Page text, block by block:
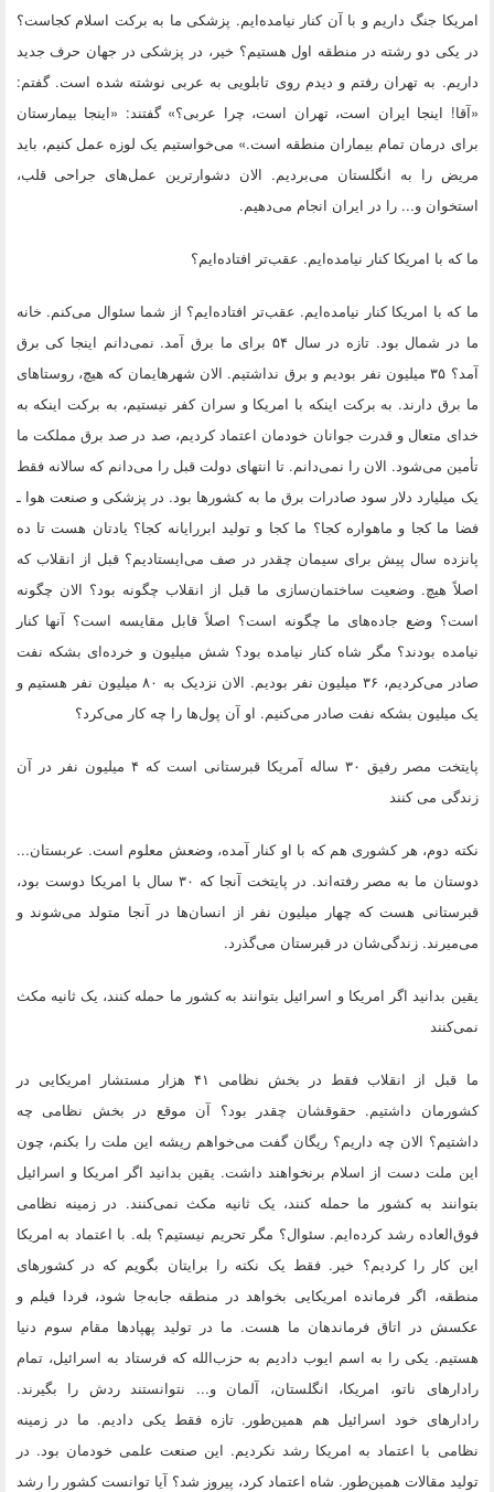
امریکا جنگ داریم و با آن کنار نیامده‌ایم. پزشکی ما به برکت اسلام کجاست؟
در یکی دو رشته در منطقه اول هستیم؟ خیر، در پزشکی در جهان حرف جدید
داریم. به تهران رفتم و دیدم روی تابلویی به عربی نوشته شده است. گفتم:
«آقا! اینجا ایران است، تهران است، چرا عربی؟» گفتند: «اینجا بیمارستان
برای درمان تمام بیماران منطقه است.» می‌خواستیم یک لوزه عمل کنیم، باید
مریض را به انگلستان می‌بردیم. الان دشوارترین عمل‌های جراحی قلب،
استخوان و... را در ایران انجام می‌دهیم.
ما که با امریکا کنار نیامده‌ایم. عقب‌تر افتاده‌ایم؟
ما که با امریکا کنار نیامده‌ایم. عقب‌تر افتاده‌ایم؟ از شما سئوال می‌کنم. خانه
ما در شمال بود. تازه در سال ۵۴ برای ما برق آمد. نمی‌دانم اینجا کی برق
آمد؟ ۳۵ میلیون نفر بودیم و برق نداشتیم. الان شهرهایمان که هیچ، روستاهای
ما برق دارند. به برکت اینکه با امریکا و سران کفر نیستیم، به برکت اینکه به
خدای متعال و قدرت جوانان خودمان اعتماد کردیم، صد در صد برق مملکت ما
تأمین می‌شود. الان را نمی‌دانم. تا انتهای دولت قبل را می‌دانم که سالانه فقط
یک میلیارد دلار سود صادرات برق ما به کشورها بود. در پزشکی و صنعت هوا ـ
فضا ما کجا و ماهواره کجا؟ ما کجا و تولید ابررایانه کجا؟ یادتان هست تا ده
پانزده سال پیش برای سیمان چقدر در صف می‌ایستادیم؟ قبل از انقلاب که
اصلاً هیچ. وضعیت ساختمان‌سازی ما قبل از انقلاب چگونه بود؟ الان چگونه
است؟ وضع جاده‌های ما چگونه است؟ اصلاً قابل مقایسه است؟ آنها کنار
نیامده بودند؟ مگر شاه کنار نیامده بود؟ شش میلیون و خرده‌ای بشکه نفت
صادر می‌کردیم، ۳۶ میلیون نفر بودیم. الان نزدیک به ۸۰ میلیون نفر هستیم و
یک میلیون بشکه نفت صادر می‌کنیم. او آن پول‌ها را چه کار می‌کرد؟
پایتخت مصر رفیق ۳۰ ساله آمریکا قبرستانی است که ۴ میلیون نفر در آن
زندگی می کنند
نکته دوم، هر کشوری هم که با او کنار آمده، وضعش معلوم است. عربستان...
دوستان ما به مصر رفته‌اند. در پایتخت آنجا که ۳۰ سال با امریکا دوست بود،
قبرستانی هست که چهار میلیون نفر از انسان‌ها در آنجا متولد می‌شوند و
می‌میرند. زندگی‌شان در قبرستان می‌گذرد.
یقین بدانید اگر امریکا و اسرائیل بتوانند به کشور ما حمله کنند، یک ثانیه مکث
نمی‌کنند
ما قبل از انقلاب فقط در بخش نظامی ۴۱ هزار مستشار امریکایی در
کشورمان داشتیم. حقوقشان چقدر بود؟ آن موقع در بخش نظامی چه
داشتیم؟ الان چه داریم؟ ریگان گفت می‌خواهم ریشه این ملت را بکنم، چون
این ملت دست از اسلام برنخواهند داشت. یقین بدانید اگر امریکا و اسرائیل
بتوانند به کشور ما حمله کنند، یک ثانیه مکث نمی‌کنند. در زمینه نظامی
فوق‌العاده رشد کرده‌ایم. سئوال؟ مگر تحریم نیستیم؟ بله. با اعتماد به امریکا
این کار را کردیم؟ خیر. فقط یک نکته را برایتان بگویم که در کشورهای
منطقه، اگر فرمانده امریکایی بخواهد در منطقه جابه‌جا شود، فردا فیلم و
عکسش در اتاق فرماندهان ما هست. ما در تولید پهپادها مقام سوم دنیا
هستیم. یکی را به اسم ایوب دادیم به حزب‌الله که فرستاد به اسرائیل، تمام
رادارهای ناتو، امریکا، انگلستان، آلمان و... نتوانستند ردش را بگیرند.
رادارهای خود اسرائیل هم همین‌طور. تازه فقط یکی دادیم. ما در زمینه
نظامی با اعتماد به امریکا رشد نکردیم. این صنعت علمی خودمان بود. در
تولید مقالات همین‌طور. شاه اعتماد کرد، پیروز شد؟ آیا توانست کشور را رشد